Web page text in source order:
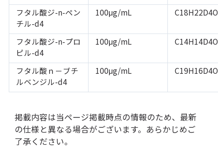
フタル酸ジ-n-ペン
チル-d4
100μg/mL
フタル酸ジ-n-プロ
ピル-d4
100μg/mL
フタル酸ｎ－ブチ
ルベンジル-d4
100μg/mL
掲載内容は当ページ掲載時点の情報のため、最新
の仕様と異なる場合がございます。あらかじめご
了承ください。